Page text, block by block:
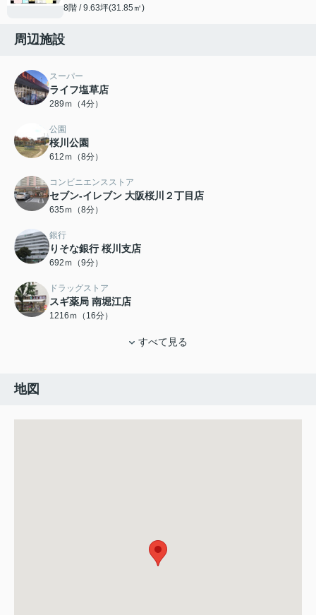
8階 / 9.63坪(31.85㎡)
周辺施設
スーパー
ライフ塩草店
289ｍ（4分）
公園
桜川公園
612ｍ（8分）
コンビニエンスストア
セブン-イレブン 大阪桜川２丁目店
635ｍ（8分）
銀行
りそな銀行 桜川支店
692ｍ（9分）
ドラッグストア
スギ薬局 南堀江店
1216ｍ（16分）
すべて見る
地図